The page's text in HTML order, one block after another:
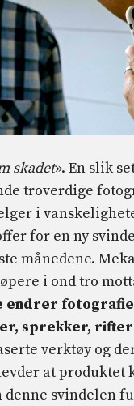
skadet». En slik
troverdige
i
for en ny
månedene.
i ond tro
endrer
sprekker,
verktøy og
at produktet
denne svindelen